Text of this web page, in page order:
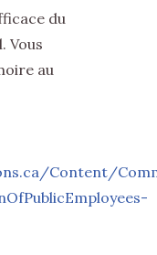
du
Vous
au
Content/